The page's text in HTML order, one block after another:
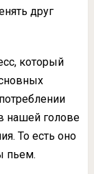
друг
который
нашей голове
То есть оно
пьем.